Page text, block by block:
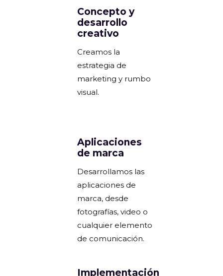
Concepto y
desarrollo
creativo
Creamos la
estrategia de
marketing y rumbo
visual.
Aplicaciones
de marca
Desarrollamos las
aplicaciones de
marca, desde
fotografías, video o
cualquier elemento
de comunicación.
Implementación